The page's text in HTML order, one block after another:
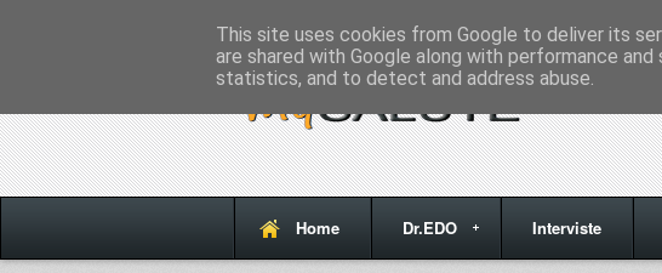
Home Dr.EDO Interviste
This site uses cookies from Google to deliver its
are shared with Google along with performance
statistics, and to detect and address abuse.